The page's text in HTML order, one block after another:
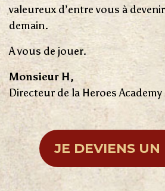
valeureux d’entre vous à
demain.
A vous de jouer.
Monsieur H,
Directeur de la Heroes Academy
JE DEVIENS UN